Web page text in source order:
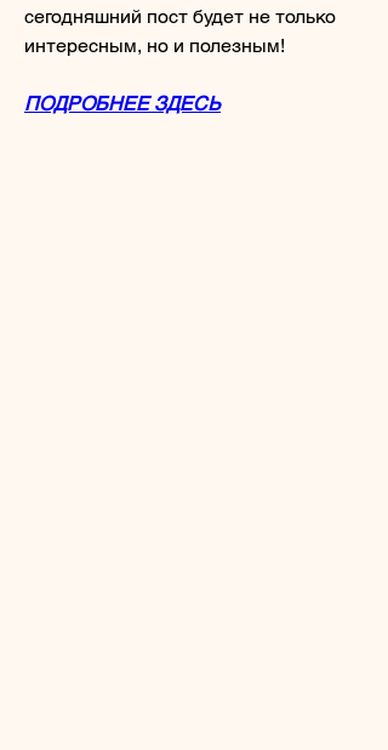
сегодняшний пост будет не только
интересным, но и полезным!
ПОДРОБНЕЕ ЗДЕСЬ